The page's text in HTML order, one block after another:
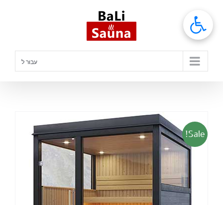
עבור ל
Sale!